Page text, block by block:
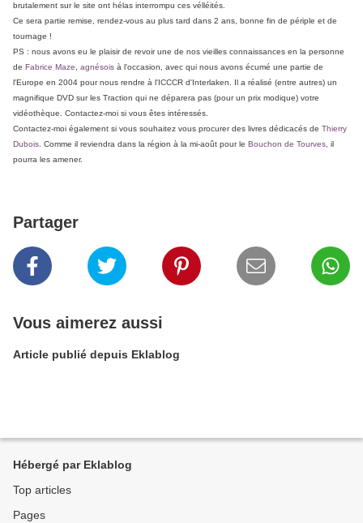
brutalement sur le site ont hélas interrompu ces vélléités.
Ce sera partie remise, rendez-vous au plus tard dans 2 ans, bonne fin de périple et de
tournage !
PS : nous avons eu le plaisir de revoir une de nos vieilles connaissances en la personne
de Fabrice Maze agnésois à l'occasion, avec qui nous avons écumé une partie de
l'Europe en 2004 pour nous rendre à l'ICCCR d'Interlaken. Il a réalisé (entre autres) un
magnifique DVD sur les Traction qui ne déparera pas (pour un prix modique) votre
vidéothèque. Contactez-moi si vous êtes intéressés.
Contactez-moi également si vous souhaitez vous procurer des livres dédicacés de Thierry
Dubois . Comme il reviendra dans la région à la mi-août pour le Bouchon de Tourves , il
pourra les amener.
Partager
Vous aimerez aussi
Article publié depuis Eklablog
Hébergé par Eklablog
Top articles
Pages